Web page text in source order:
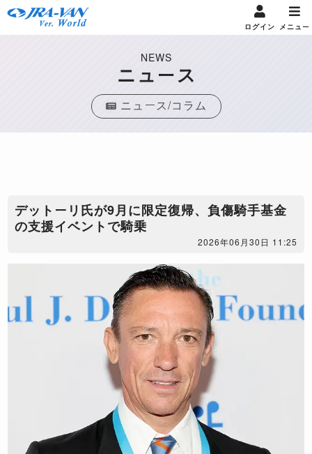
ログイン メニュー
NEWS
ニュース
ニュース/コラム
​デットーリ氏が9月に限定復帰、負傷騎手基金
の支援イベントで騎乗
2026年06月30日 11:25